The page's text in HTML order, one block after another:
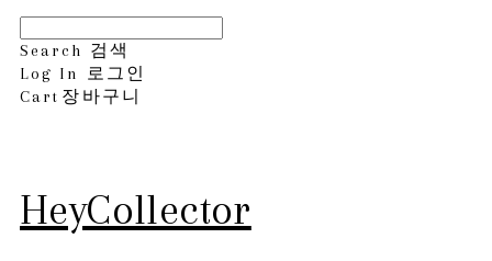
Search 검색
Log In
로그인
Cart 장바구니
HeyCollector